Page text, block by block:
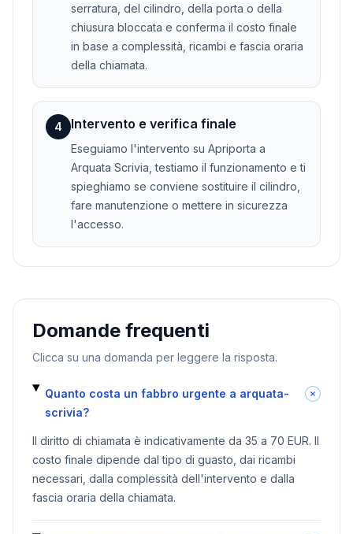
serratura, del cilindro, della porta o della
chiusura bloccata e conferma il costo finale
in base a complessità, ricambi e fascia oraria
della chiamata.
4 Intervento e verifica finale
Eseguiamo l'intervento su Apriporta a
Arquata Scrivia, testiamo il funzionamento e ti
spieghiamo se conviene sostituire il cilindro,
fare manutenzione o mettere in sicurezza
l'accesso.
Domande frequenti
Clicca su una domanda per leggere la risposta.
Quanto costa un fabbro urgente a arquata-
scrivia?
Il diritto di chiamata è indicativamente da 35 a 70 EUR. Il
costo finale dipende dal tipo di guasto, dai ricambi
necessari, dalla complessità dell'intervento e dalla
fascia oraria della chiamata.